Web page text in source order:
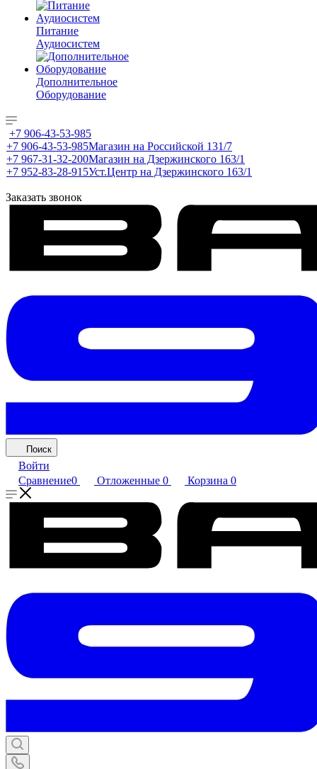
Питание
Аудиосистем
Дополнительное
Оборудование
+7 906-43-53-985
+7 906-43-53-985Магазин на Российской 131/7
+7 967-31-32-200Магазин на Дзержинского 163/1
+7 952-83-28-915Уст.Центр на Дзержинского 163/1
Заказать звонок
Поиск
Войти
Сравнение0 Отложенные 0 Корзина 0